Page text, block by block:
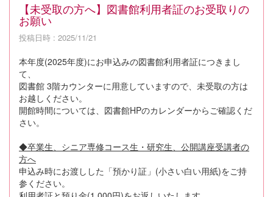
【未受取の方へ】図書館利用者証のお受取りの
お願い
投稿日時 : 2025/11/21
本年度(2025年度)にお申込みの図書館利用者証につきまし
て、
図書館 3階カウンターに用意していますので、未受取の方は
お越しください。
開館時間については、図書館HPのカレンダーからご確認くだ
さい。
◆卒業生、シニア専修コース生・研究生、公開講座受講者の
方へ
申込み時にお渡しした「預かり証」(小さい白い用紙)をご持
参ください。